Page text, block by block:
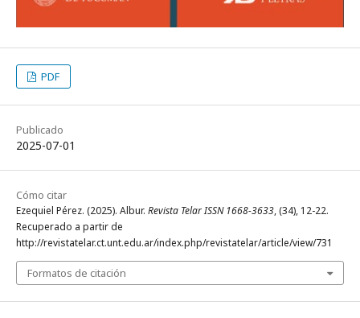
PDF
Publicado
2025-07-01
Cómo citar
Ezequiel Pérez. (2025). Albur. Revista Telar ISSN 1668-3633, (34), 12-22.
Recuperado a partir de
http://revistatelar.ct.unt.edu.ar/index.php/revistatelar/article/view/731
Formatos de citación